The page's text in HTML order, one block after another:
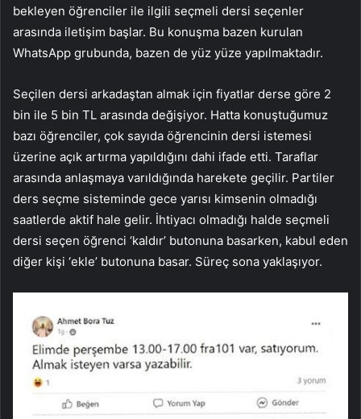
bekleyen öğrenciler ile ilgili seçmeli dersi seçenler
arasında iletişim başlar. Bu konuşma bazen kurulan
WhatsApp grubunda, bazen de yüz yüze yapılmaktadır.
Seçilen dersi arkadaştan almak için fiyatlar derse göre 2
bin ile 5 bin TL arasında değişiyor. Hatta konuştuğumuz
bazı öğrenciler, çok sayıda öğrencinin dersi istemesi
üzerine açık artırma yapıldığını dahi ifade etti. Taraflar
arasında anlaşmaya varıldığında harekete geçilir. Partiler
ders seçme sisteminde gece yarısı kimsenin olmadığı
saatlerde aktif hale gelir. İhtiyacı olmadığı halde seçmeli
dersi seçen öğrenci ‘kaldır’ butonuna basarken, kabul eden
diğer kişi ‘ekle’ butonuna basar. Süreç sona yaklaşıyor.